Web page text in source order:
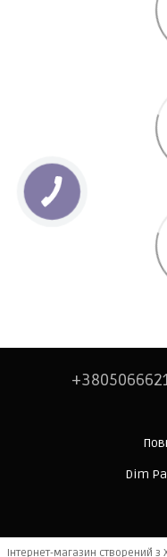
Dim
Інтернет-магазин створений